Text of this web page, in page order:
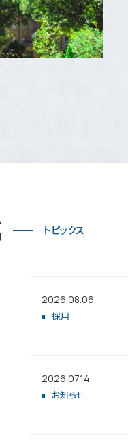
トピックス
2026.08.06
採用
2026.07.14
お知らせ